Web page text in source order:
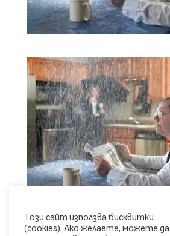
Този сайт използва бисквитки
(cookies). Ако желаете, можете да